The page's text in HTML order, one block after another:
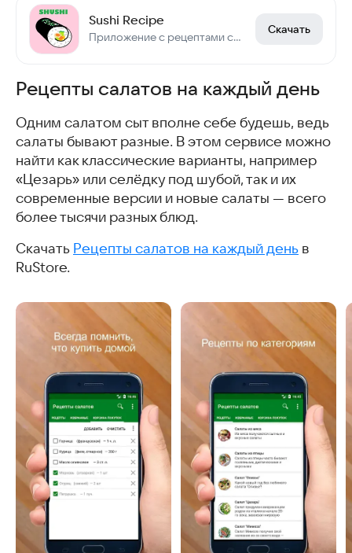
Sushi Recipe
Приложение с рецептами суши
Скачать
Рецепты салатов на каждый день
Одним салатом сыт вполне себе будешь, ведь
салаты бывают разные. В этом сервисе можно
найти как классические варианты, например
«Цезарь» или селёдку под шубой, так и их
современные версии и новые салаты — всего
более тысячи разных блюд.
Скачать Рецепты салатов на каждый день в
RuStore.